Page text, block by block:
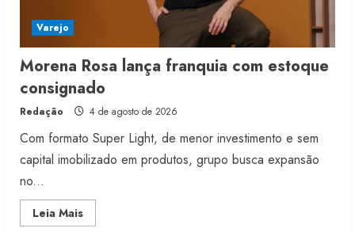
Varejo
Morena Rosa lança franquia com estoque
consignado
Redação 4 de agosto de 2026
Com formato Super Light, de menor investimento e sem
capital imobilizado em produtos, grupo busca expansão
no...
Leia MaisRead
more